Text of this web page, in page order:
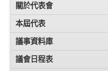
關於代表會
本屆代表
議事資料庫
議會日程表